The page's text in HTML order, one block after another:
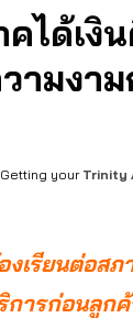
คได้เงิ
วามงา
Getting your Trinity
งเรียนต่อสภ
การก่อนลูก